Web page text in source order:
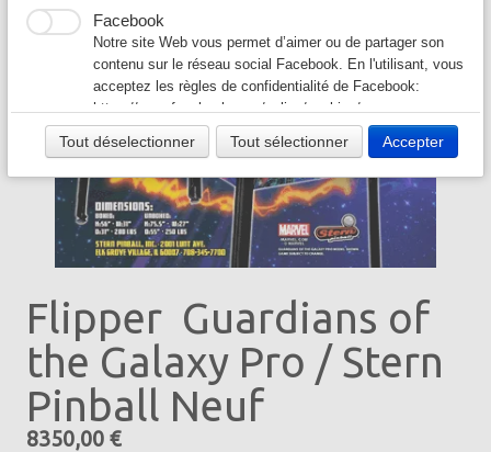
AIR HOCKEY▼
BOXER - JEUX FORAINS ▼
BILLARD▼
JEUX ARCADE ET SIMULATEUR▼
CONTACT▼
JEUX DE FLECHETTES
Flipper Guardians of
the Galaxy Pro / Stern
Pinball Neuf
8350,00 €
Facebook
Notre site Web vous permet d’aimer ou de partager son
contenu sur le réseau social Facebook. En l'utilisant, vous
acceptez les règles de confidentialité de Facebook:
https://www.facebook.com/policy/cookies/
Twitter
sont utilisés sur notre site Web. En activant et utilisant
ceux-ci, vous acceptez la politique de confidentialité de
Twitter: https://help.twitter.com/fr/rules-and-policies/twitter-
cookies
Notre site Web utilise Google Ads pour afficher du
contenu publicitaire. En l'activant, vous acceptez les
règles de confidentialité de Google:
https://policies.google.com/technologies/ads?hl=fr
Tout déselectionner Tout sélectionner Accepter